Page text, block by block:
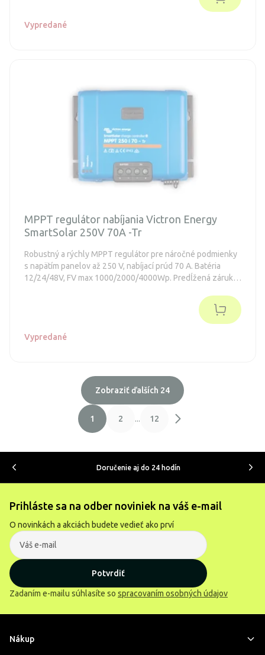
Vypredané
MPPT regulátor nabíjania Victron Energy
SmartSolar 250V 70A -Tr
Robustný a rýchly MPPT regulátor pre náročné podmienky
s napätím panelov až 250 V, nabíjací prúd 70 A. Batéria
12/24/48V, FV max 1000/2000/4000Wp. Predĺžená záruka
Vypredané
1 2 ... 12
Zobraziť ďalších 24
Doručenie aj do 24 hodín
Prihláste sa na odber noviniek na váš e-mail
O novinkách a akciách budete vedieť ako prví
Potvrdiť
Zadaním e-mailu súhlasíte so spracovaním osobných údajov
Nákup